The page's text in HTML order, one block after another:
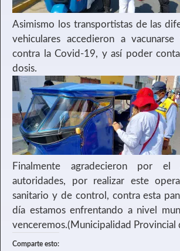
Asimismo los transportistas de las
vehiculares accedieron a vacunarse
contra la Covid-19, y así poder
dosis.
Finalmente agradecieron por
autoridades, por realizar este
sanitario y de control, contra esta
día estamos enfrentando a nivel
venceremos.(Municipalidad Provincial
Comparte esto: